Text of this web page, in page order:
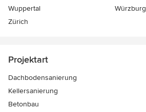
Wuppertal
Würzburg
Zürich
Projektart
Dachbodensanierung
Kellersanierung
Betonbau